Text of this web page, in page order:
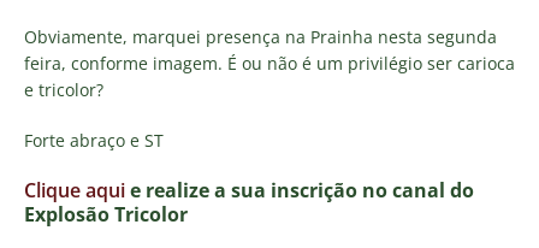
Obviamente, marquei presença na Prainha nesta segunda
feira, conforme imagem. É ou não é um privilégio ser carioca
e tricolor?
Forte abraço e ST
Clique aquie realize a sua inscrição no canal do
Explosão Tricolor